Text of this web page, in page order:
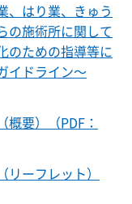
、はり業、きゅう
の施術所に関して
のための指導等に
イドライン～
要）（PDF：
ーフレット）